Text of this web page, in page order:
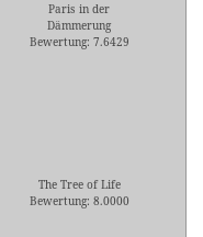
Paris in der
Dämmerung
Bewertung: 7.6429
The Tree of Life
Bewertung: 8.0000